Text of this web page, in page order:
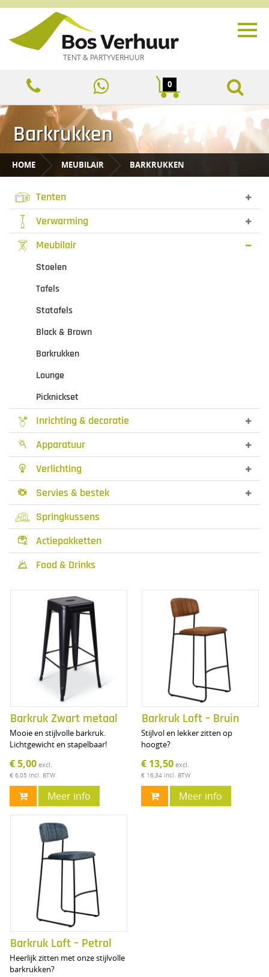
TENT & PARTYVERHUUR
0
Barkrukken
HOME MEUBILAIR BARKRUKKEN
Tenten
Verwarming
Meubilair
Stoelen
Tafels
Statafels
Black & Brown
Barkrukken
Lounge
Picknickset
Inrichting & decoratie
 Apparatuur
 Verlichting

Servies & bestek
Springkussens
 Actiepakketten
 Food & Drinks
Barkruk Zwart metaal
Mooie en stijlvolle barkruk.
Lichtgewicht en stapelbaar!
€ 5,00 excl.
€ 6,05 incl. BTW
Meer info
Barkruk Loft – Bruin
Stijlvol en lekker zitten op
hoogte?
€ 13,50 excl.
€ 16,34 incl. BTW
Meer info
Barkruk Loft – Petrol
Heerlijk zitten met onze stijlvolle
barkrukken?